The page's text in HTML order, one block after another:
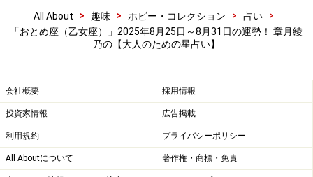
All About > 趣味 > ホビー・コレクション > 占い
>
「おとめ座（乙女座）」2025年8月25日～8月31日の運勢！ 章月綾
乃の【大人のための星占い】
会社概要 採用情報
投資家情報 広告掲載
利用規約 プライバシーポリシー
All Aboutについて 著作権・商標・免責